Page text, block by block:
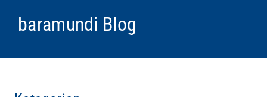
baramundi Blog